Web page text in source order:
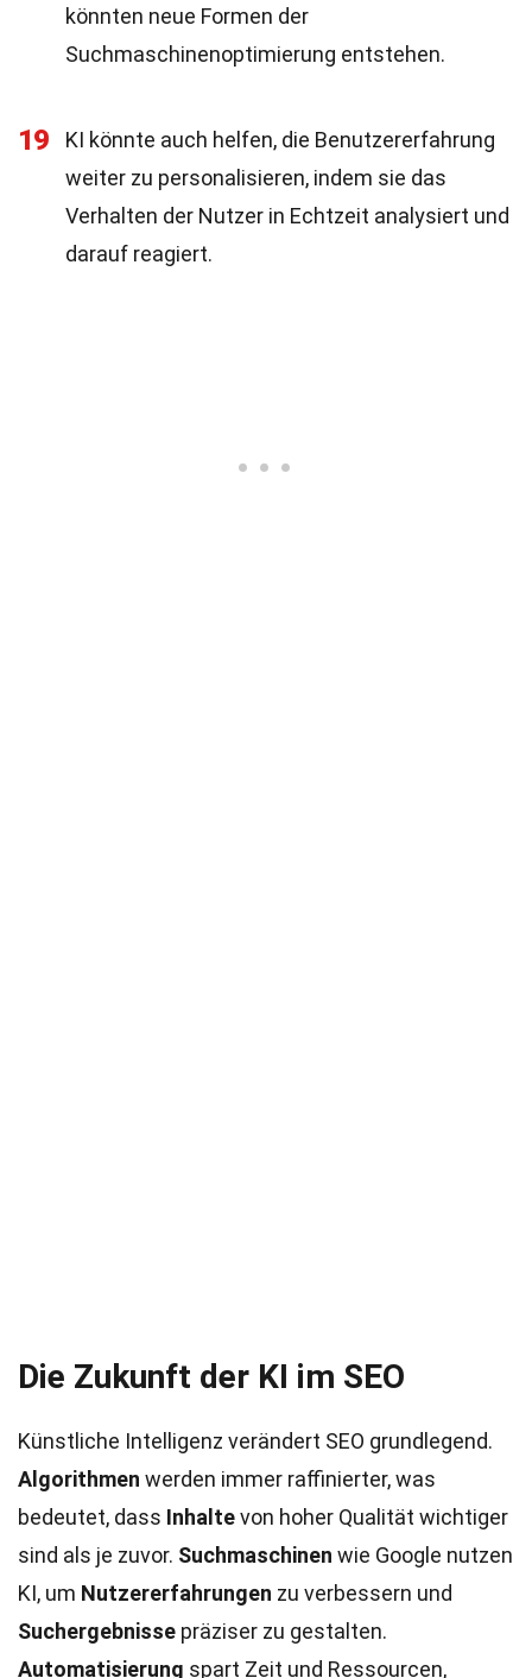
könnten neue Formen der
Suchmaschinenoptimierung entstehen.
19
KI könnte auch helfen, die Benutzererfahrung
weiter zu personalisieren, indem sie das
Verhalten der Nutzer in Echtzeit analysiert und
darauf reagiert.
Die Zukunft der KI im SEO
Künstliche Intelligenz verändert SEO grundlegend.
Algorithmen werden immer raffinierter, was
bedeutet, dass Inhaltevon hoher Qualität wichtiger
sind als je zuvor. Suchmaschinen wie Google nutzen
KI, um Nutzererfahrungen zu verbessern und
Suchergebnisse präziser zu gestalten.
Automatisierung spart Zeit und Ressourcen,